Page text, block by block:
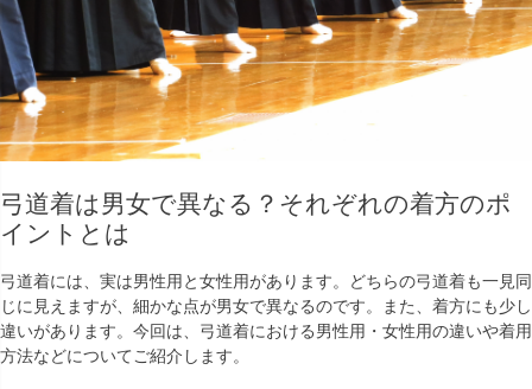
弓道着は男女で異なる？それぞれの着方のポ
イントとは
弓道着には、実は男性用と女性用があります。どちらの弓道着も一見同
じに見えますが、細かな点が男女で異なるのです。また、着方にも少し
違いがあります。今回は、弓道着における男性用・女性用の違いや着用
方法などについてご紹介します。